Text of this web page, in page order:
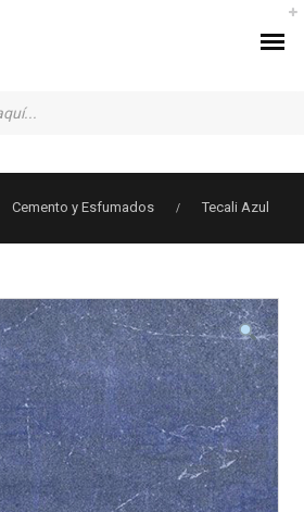
Cemento y Esfumados / Tecali Azul